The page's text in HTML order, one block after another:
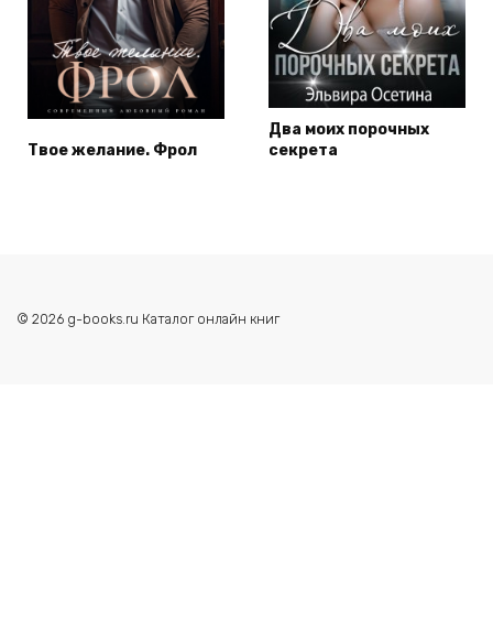
Твое желание. Фрол
Два моих порочных
секрета
© 2026 g-books.ru Каталог онлайн книг